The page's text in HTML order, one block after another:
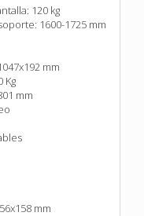
120 kg
1600-1725 mm
mm
Kg
mm
mm